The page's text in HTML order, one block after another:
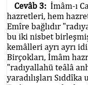
Cevâb 3: İmâm-ı
hazretleri, hem
Emîre bağlıdır
bu iki nisbet
kemâlleri ayrı ayrı
Birçokları, İmâm
"radıyallahü teâlâ
yaradılışları Sıddîka